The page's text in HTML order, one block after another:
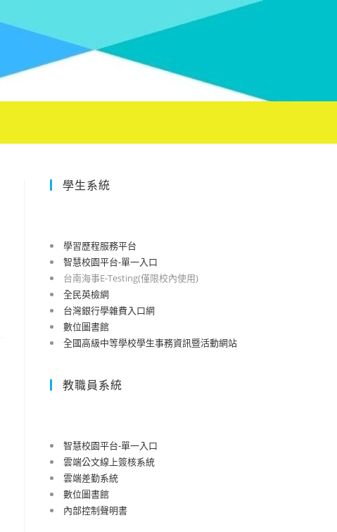
學生系統
學習歷程服務平台
智慧校園平台-單一入口
台南海事E-Testing(僅限校內使用)
全民英檢網
台灣銀行學雜費入口網
數位圖書館
全國高級中等學校學生事務資訊暨活動網站
教職員系統
智慧校園平台-單一入口
雲端公文線上簽核系統
雲端差勤系統
數位圖書館
內部控制聲明書